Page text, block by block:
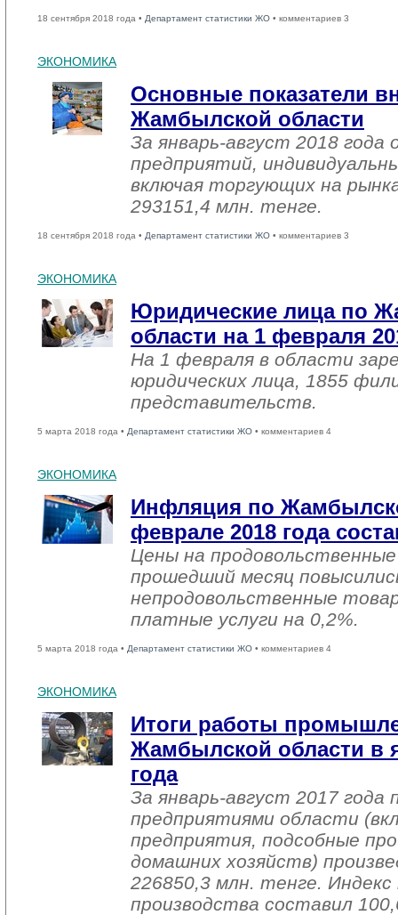
18 сентября 2018 года • Департамент статистики ЖО • комментариев 3
ЭКОНОМИКА
Основные показатели
Жамбылской области
За январь-август 2018
предприятий,
включая торгующих на
293151,4 млн. тенге.
18 сентября 2018 года • Департамент статистики ЖО • комментариев 3
ЭКОНОМИКА
Юридические лица по
области на 1 февраля
На 1 февраля в области
юридических лица, 1855
представительств.
5 марта 2018 года • Департамент статистики ЖО • комментариев 4
ЭКОНОМИКА
Инфляция по
феврале 2018 года
Цены на
прошедший месяц
непродовольственные
платные услуги на 0,2%.
5 марта 2018 года • Департамент статистики ЖО • комментариев 4
ЭКОНОМИКА
Итоги работы
Жамбылской области в
года
За январь-август 2017
предприятиями области
предприятия, подсобные
домашних хозяйств)
226850,3 млн. тенге.
производства составил